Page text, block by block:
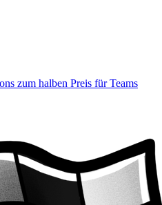
zum halben Preis für Teams